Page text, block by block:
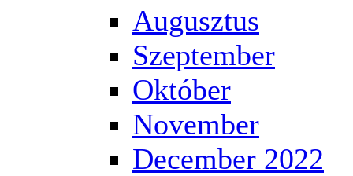
Augusztus
Szeptember
Október
November
December 2022